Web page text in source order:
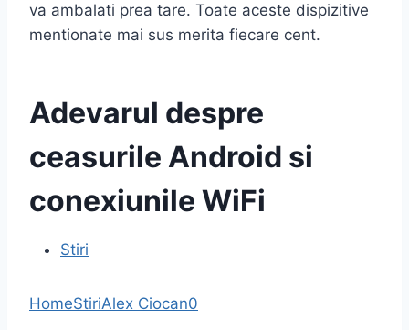
va ambalati prea tare. Toate aceste dispizitive
mentionate mai sus merita fiecare cent.
Adevarul despre
ceasurile Android si
conexiunile WiFi
Stiri
HomeStiriAlex Ciocan0